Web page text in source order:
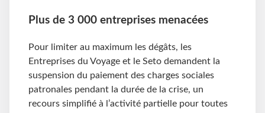
Plus de 3 000 entreprises menacées
Pour limiter au maximum les dégâts, les
Entreprises du Voyage et le Seto demandent la
suspension du paiement des charges sociales
patronales pendant la durée de la crise, un
recours simplifié à l’activité partielle pour toutes